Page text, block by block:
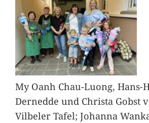
My Oanh Chau-Luong, Hans-
Dernedde und Christa Gobst
Vilbeler Tafel; Johanna